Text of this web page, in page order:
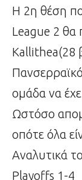
Η 2η θέση
League 2 θα
Kallithea(28
ομάδα να
Ωστόσο
οπότε όλα
Αναλυτικά
Playoffs 1-4